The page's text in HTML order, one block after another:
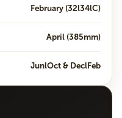
February (32l34lC)
April (385mm)
JunlOct & DeclFeb